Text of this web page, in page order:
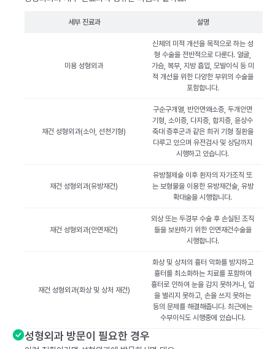
세부 진료과 설명
미용 성형외과
신체의 미적 개선을 목적으로 하는 성
형 수술을 전반적으로 다룬다. 얼굴,
가슴, 복부, 지방 흡입, 모발이식 등 미
적 개선을 위한 다양한 부위의 수술을
포함합니다.
재건 성형외과(소아, 선천기형)
구순구개열, 반안면왜소증, 두개안면
기형, 소이증, 다지증, 합지증, 윤상수
축대 증후군과 같은 희귀 기형 질환을
다루고 있으며 유전검사 및 상담까지
시행하고 있습니다.
재건 성형외과(유방재건)
유방절제술 이후 환자의 자가조직 또
는 보형물을 이용한 유방재건술, 유방
확대술을 시행합니다.
재건 성형외과(안면재건)
외상 또는 두경부 수술 후 손실된 조직
들을 보완하기 위한 안면재건수술을
시행합니다.
재건 성형외과(화상 및 상처 재건)
화상 및 상처의 흉터 악화를 방지하고
흉터를 최소화하는 치료를 포함하여
흉터로 인하여 눈을 감지 못하거나, 입
을 벌리지 못하고, 손을 쓰지 못하는
등의 문제를 해결해줍니다. 최근에는
수부이식도 시행중에 있습니다.
성형외과 방문이 필요한 경우